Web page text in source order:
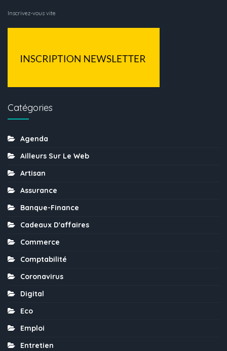
Inscrivez-vous vite
Catégories
Agenda
Ailleurs Sur Le Web
Artisan
Assurance
Banque-Finance
Cadeaux D'affaires
Commerce
Comptabilité
Coronavirus
Digital
Eco
Emploi
Entretien